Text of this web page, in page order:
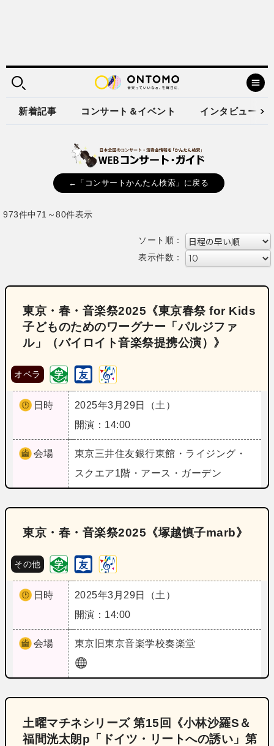
新着記事 コンサート＆イベント インタビュー
←「コンサートかんたん検索」に戻る
973件中71～80件表示
ソート順：
表示件数：
東京・春・音楽祭2025《東京春祭 for Kids
子どものためのワーグナー「パルジファ
ル」（バイロイト音楽祭提携公演）》
オペラ
日時
2025年3月29日（土）
開演：14:00
会場 東京三井住友銀行東館・ライジング・
スクエア1階・アース・ガーデン
東京・春・音楽祭2025《塚越慎子marb》
その他
日時
2025年3月29日（土）
開演：14:00
会場 東京 旧東京音楽学校奏楽堂
土曜マチネシリーズ 第15回《小林沙羅S＆
福間洸太朗p「ドイツ・リートへの誘い」第